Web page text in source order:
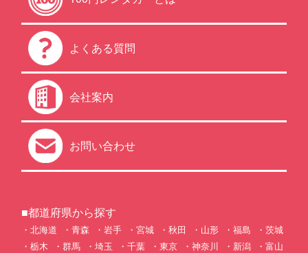
よくある質問
会社案内
お問い合わせ
■都道府県から探す
北海道 青森 岩手 宮城 秋田 山形 福島
茨城
栃木
群馬 埼玉 千葉 東京 神奈川 新潟
富山